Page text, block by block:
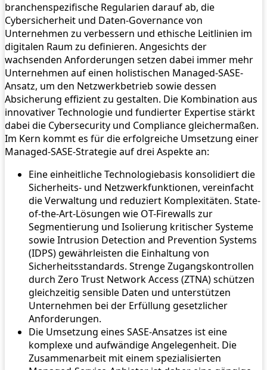
branchenspezifische Regularien darauf ab, die
Cybersicherheit und Daten-Governance von
Unternehmen zu verbessern und ethische Leitlinien im
digitalen Raum zu definieren. Angesichts der
wachsenden Anforderungen setzen dabei immer mehr
Unternehmen auf einen holistischen Managed-SASE-
Ansatz, um den Netzwerkbetrieb sowie dessen
Absicherung effizient zu gestalten. Die Kombination aus
innovativer Technologie und fundierter Expertise stärkt
dabei die Cybersecurity und Compliance gleichermaßen.
Im Kern kommt es für die erfolgreiche Umsetzung einer
Managed-SASE-Strategie auf drei Aspekte an:
Eine einheitliche Technologiebasis konsolidiert die
Sicherheits- und Netzwerkfunktionen, vereinfacht
die Verwaltung und reduziert Komplexitäten. State-
of-the-Art-Lösungen wie OT-Firewalls zur
Segmentierung und Isolierung kritischer Systeme
sowie Intrusion Detection and Prevention Systems
(IDPS) gewährleisten die Einhaltung von
Sicherheitsstandards. Strenge Zugangskontrollen
durch Zero Trust Network Access (ZTNA) schützen
gleichzeitig sensible Daten und unterstützen
Unternehmen bei der Erfüllung gesetzlicher
Anforderungen.
Die Umsetzung eines SASE-Ansatzes ist eine
komplexe und aufwändige Angelegenheit. Die
Zusammenarbeit mit einem spezialisierten